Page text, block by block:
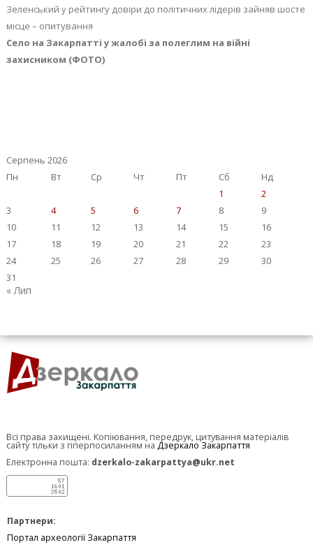
Зеленський у рейтингу довіри до політичних лідерів зайняв шосте
місце – опитування
Село на Закарпатті у жалобі за полеглим на війні
захисником (ФОТО)
Серпень 2026
Пн
Вт Ср Чт Пт Сб
Нд
1
2
3
4 5 6 7 8
9
10
11 12 13 14 15
16
17
18 19 20 21 22
23
24
25 26 27 28 29
30
31
« Лип
Всі права захищені. Копіювання, передрук, цитування матеріалів
сайту тільки з гіперпосиланням на Дзеркало Закарпаття
Електронна пошта: dzerkalo-zakarpattya@ukr.net
Партнери:
Портал археології Закарпаття